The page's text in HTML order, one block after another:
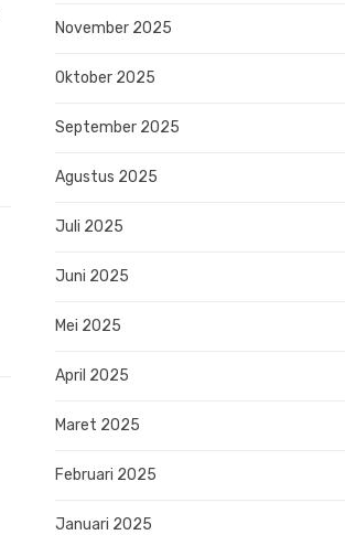
November 2025
Oktober 2025
September 2025
Agustus 2025
Juli 2025
Juni 2025
Mei 2025
April 2025
Maret 2025
Februari 2025
Januari 2025